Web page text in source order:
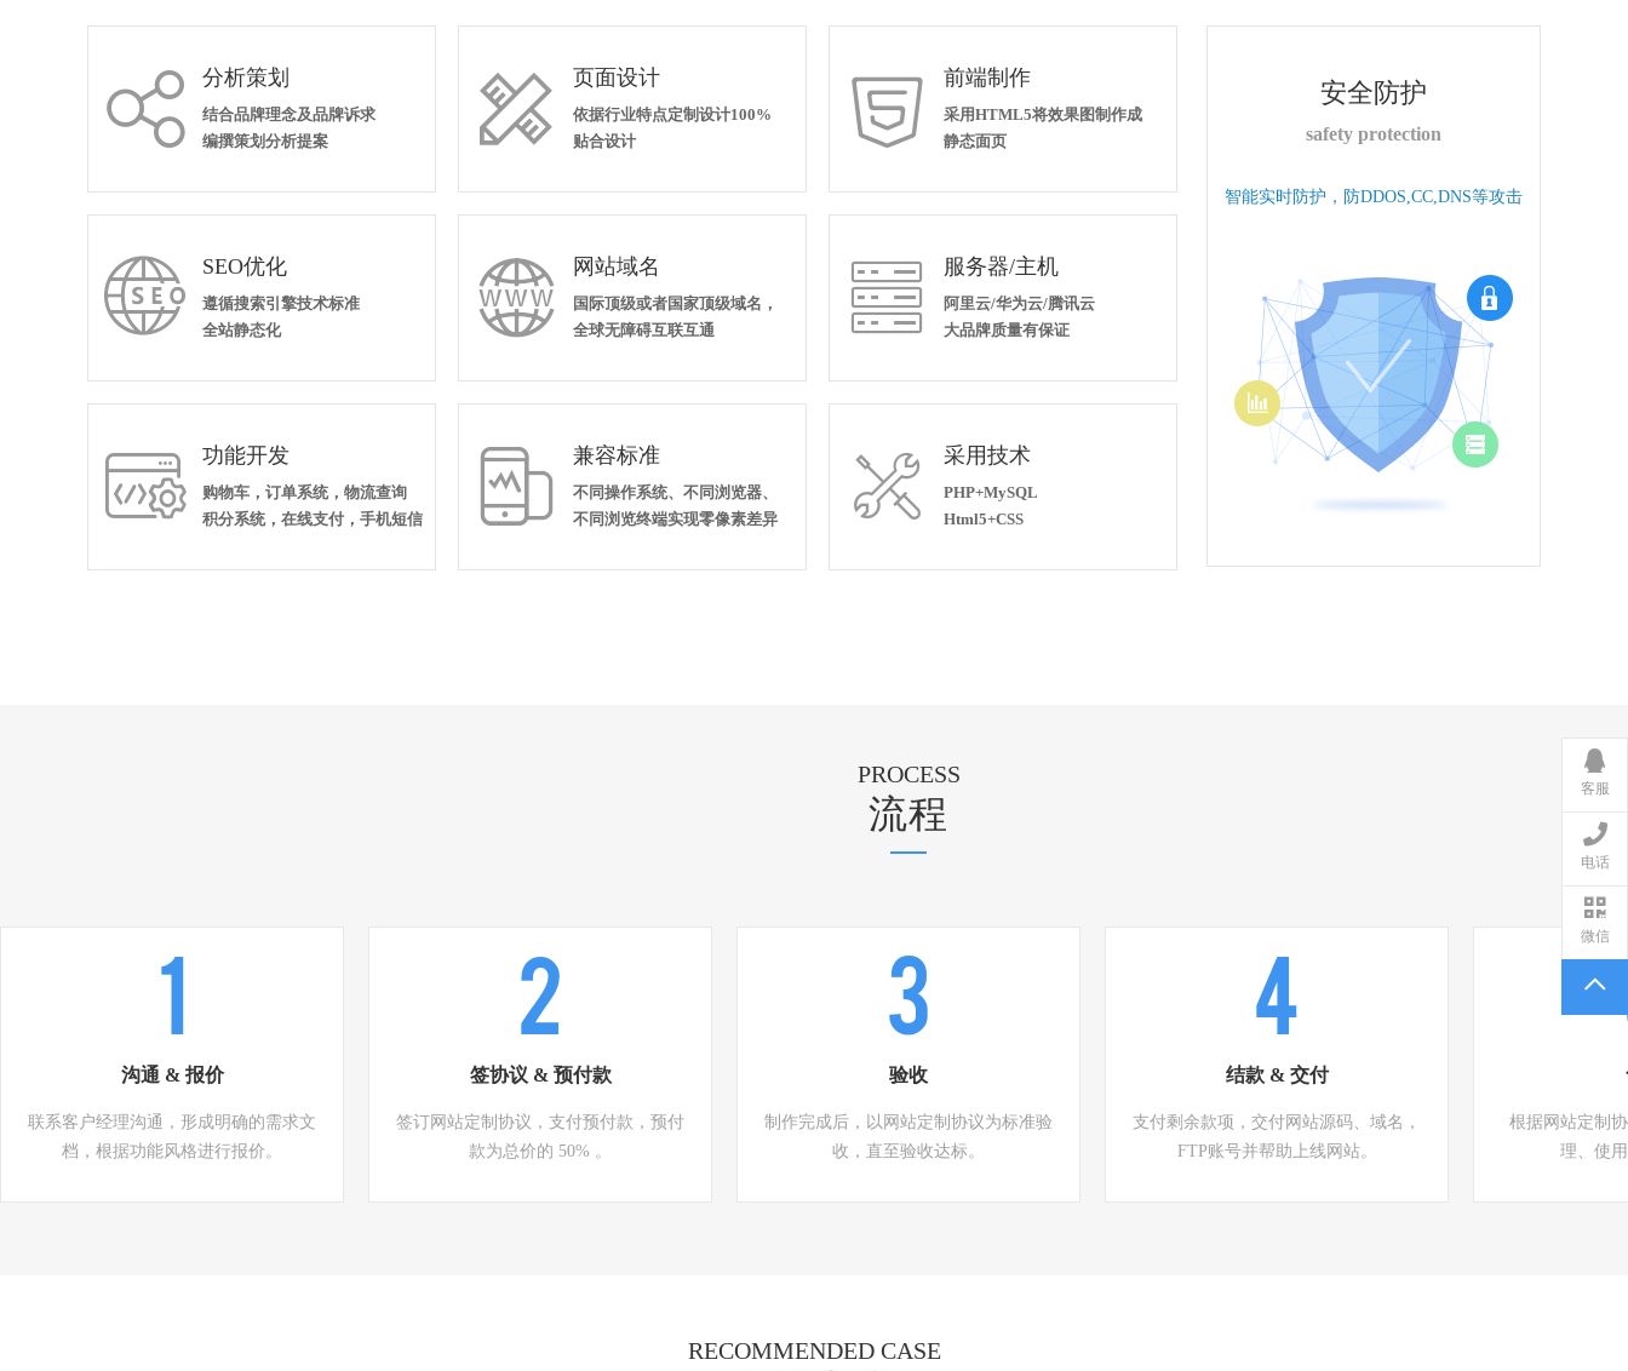
 分析策划
结合品牌理念及品牌诉求
编撰策划分析提案
 页面设计
依据行业特点定制设计100%
贴合设计
 前端制作
采用HTML5将效果图制作成
静态面页
 SEO优化
遵循搜索引擎技术标准
全站静态化
 网站域名
国际顶级或者国家顶级域名，
全球无障碍互联互通
 服务器/主机
阿里云/华为云/腾讯云
大品牌质量有保证
 功能开发
购物车，订单系统，物流查询
积分系统，在线支付，手机短信
 兼容标准
不同操作系统、不同浏览器、
不同浏览终端实现零像素差异
 采用技术
PHP+MySQL
Html5+CSS
安全防护
safety protection
智能实时防护，防DDOS,CC,DNS等攻击
PROCESS
流程
沟通 & 报价
联系客户经理沟通，形成明确的需求文
档，根据功能风格进行报价。
2
签协议 & 预付款
签订网站定制协议，支付预付款，预付
款为总价的 50% 。
3
验收
制作完成后，以网站定制协议为标准验
收，直至验收达标。
4
结款 & 交付
支付剩余款项，交付网站源码、域名，
FTP账号并帮助上线网站。
根据网站定制
理、使
RECOMMENDED CASE
客服
电话
微信